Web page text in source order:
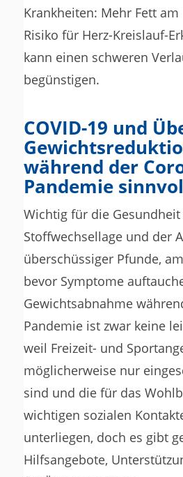
Krankheiten: Mehr Fett
Risiko für Herz-Kreislauf-
kann einen schweren
begünstigen.
COVID-19 und
während der
Pandemie
Wichtig für die
Stoffwechsellage und der
überschüssiger Pfunde,
bevor Symptome
Gewichtsabnahme
Pandemie ist zwar keine
weil Freizeit- und
möglicherweise nur
sind und die für das
wichtigen sozialen
unterliegen, doch es gibt
Hilfsangebote,